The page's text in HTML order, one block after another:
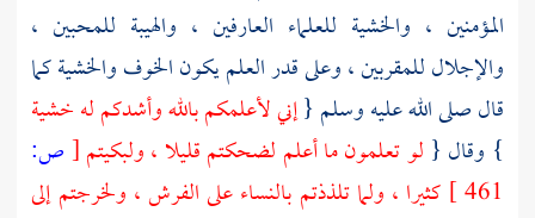
المؤمنين ، والخشية للعلماء العارفين ، والهيبة للمحبين ،
والإجلال للمقربين ، وعلى قدر العلم يكون الخوف والخشية كما
قال صلى الله عليه وسلم {إني لأعلمكم بالله وأشدكم له خشية
} وقال { لو تعلمون ما أعلم لضحكتم قليلا ، ولبكيتم[ص:
461 ] كثيرا ، ولما تلذذتم بالنساء على الفرش ، ولخرجتم إلى